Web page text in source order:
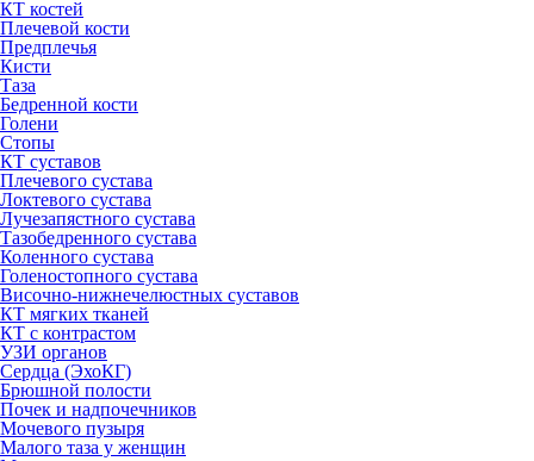
КТ костей
Плечевой кости
Предплечья
Кисти
Таза
Бедренной кости
Голени
Стопы
КТ суставов
Плечевого сустава
Локтевого сустава
Лучезапястного сустава
Тазобедренного сустава
Коленного сустава
Голеностопного сустава
Височно-нижнечелюстных суставов
КТ мягких тканей
КТ с контрастом
УЗИ органов
Сердца (ЭхоКГ)
Брюшной полости
Почек и надпочечников
Мочевого пузыря
Малого таза у женщин